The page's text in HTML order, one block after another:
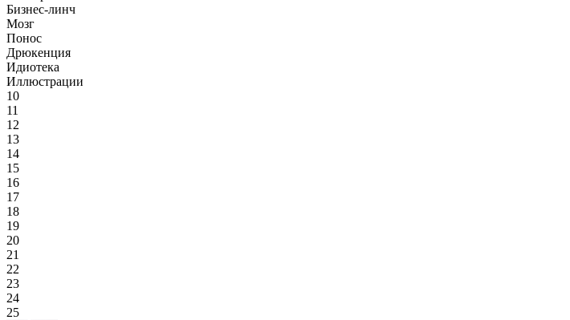
Бизнес-линч
Мозг
Понос
Дрюкенция
Идиотека
Иллюстрации
10
11
12
13
14
15
16
17
18
19
20
21
22
23
24
25